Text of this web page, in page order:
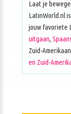
Laat je
LatinWorld.nl
jouw favoriete
uitgaan,
Zuid-
en Zuid-